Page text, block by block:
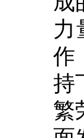
作
持
繁